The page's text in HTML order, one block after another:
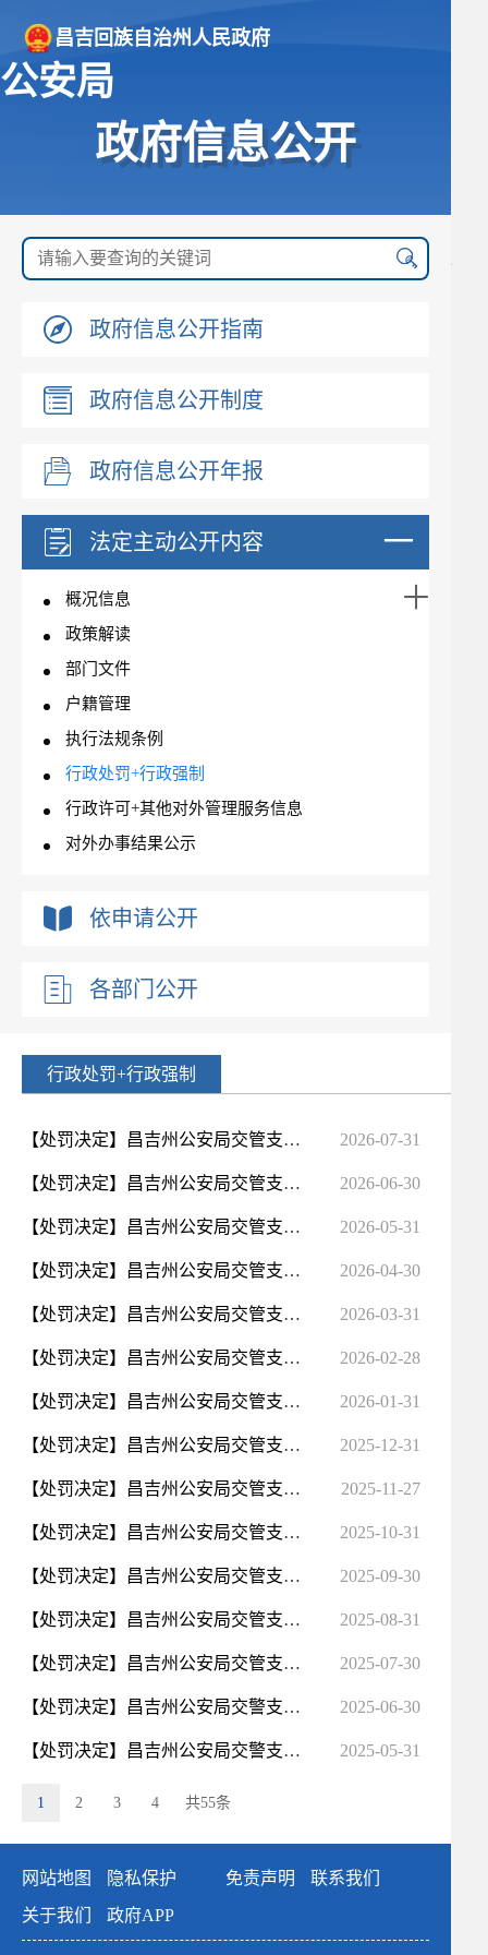
昌吉回族自治州人民政府
公安局
政府信息公开
政府信息公开指南
政府信息公开制度
政府信息公开年报
法定主动公开内容
概况信息
政策解读
部门文件
户籍管理
执行法规条例
行政处罚+行政强制
行政许可+其他对外管理服务信息
对外办事结果公示
依申请公开
各部门公开
行政处罚+行政强制
【处罚决定】昌吉州公安局交管支队7月行政处罚案件公示 2026-07-31
【处罚决定】昌吉州公安局交管支队6月行政处罚案件公示 2026-06-30
【处罚决定】昌吉州公安局交管支队5月行政处罚案件公示 2026-05-31
【处罚决定】昌吉州公安局交管支队4月行政处罚 案件公示 2026-04-30
【处罚决定】昌吉州公安局交管支队3月行政处罚 案件公示 2026-03-31
【处罚决定】昌吉州公安局交管支队2月行政处罚 案件公示 2026-02-28
【处罚决定】昌吉州公安局交管支队1月行政处罚 案件公示 2026-01-31
【处罚决定】昌吉州公安局交管支队12月行政处罚 案件公示 2025-12-31
【处罚决定】昌吉州公安局交管支队11月行政处罚 案件公示 2025-11-27
【处罚决定】昌吉州公安局交管支队10月行政处罚 案件公示 2025-10-31
【处罚决定】昌吉州公安局交管支队9月行政处罚 案件公示 2025-09-30
【处罚决定】昌吉州公安局交管支队8月行政处罚 案件公示 2025-08-31
【处罚决定】昌吉州公安局交管支队7月行政处罚案件公示 2025-07-30
【处罚决定】昌吉州公安局交警支队6月行政处罚案件公示 2025-06-30
【处罚决定】昌吉州公安局交警支队5月行政处罚案件公示 2025-05-31
1 2 3 4 共55条
网站地图 隐私保护 免责声明
联系我们
关于我们
政府APP